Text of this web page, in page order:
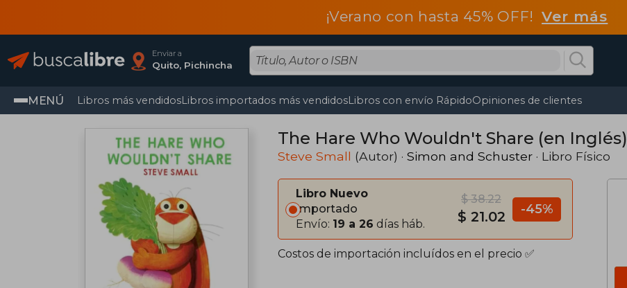
¡Verano con hasta 45% OFF!Ver más
Enviar a
Quito, Pichincha
MENÚ Libros más vendidosLibros importados más vendidosLibros con envío RápidoOpiniones de clientes
The Hare Who Wouldn't Share (en Inglés)
Steve Small (Autor) · Simon and Schuster · Libro Físico
Libro Nuevo
Importado
Envío: 19 a 26 días háb.
$ 38.22
$ 21.02 -45%
Costos de importación incluídos en el precio ✅